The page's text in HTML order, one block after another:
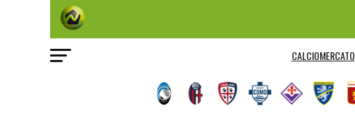
CALCIOMERCATO